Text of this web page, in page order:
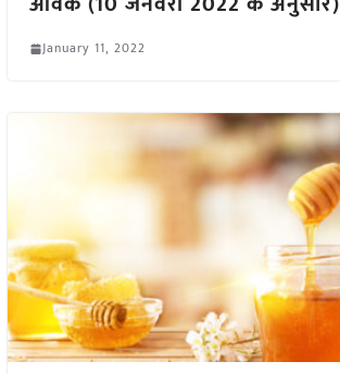
January 11, 2022